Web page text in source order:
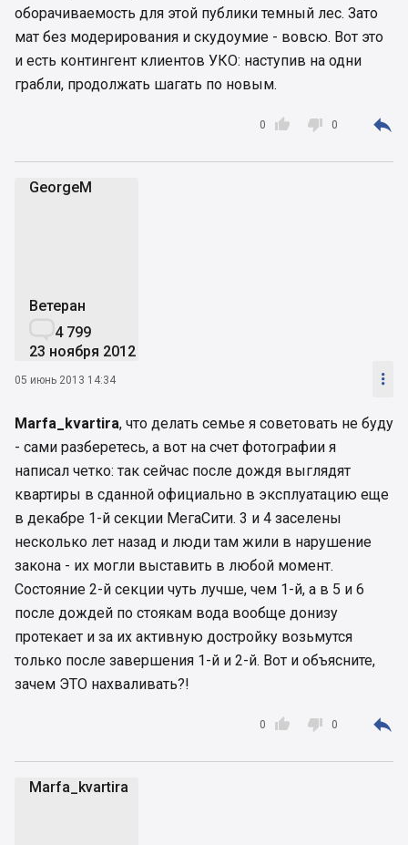
оборачиваемость для этой публики темный лес. Зато
мат без модерирования и скудоумие - вовсю. Вот это
и есть контингент клиентов УКО: наступив на одни
грабли, продолжать шагать по новым.

0  0 
GeorgeM
Ветеран
4 799
23 ноября 2012
05 июнь 2013 14:34 
Marfa_kvartira, что делать семье я советовать не буду
- сами разберетесь, а вот на счет фотографии я
написал четко: так сейчас после дождя выглядят
квартиры в сданной официально в эксплуатацию еще
в декабре 1-й секции МегаСити. 3 и 4 заселены
несколько лет назад и люди там жили в нарушение
закона - их могли выставить в любой момент.
Состояние 2-й секции чуть лучше, чем 1-й, а в 5 и 6
после дождей по стоякам вода вообще донизу
протекает и за их активную достройку возьмутся
только после завершения 1-й и 2-й. Вот и объясните,
зачем ЭТО нахваливать?!

0  0 
Marfa_kvartira